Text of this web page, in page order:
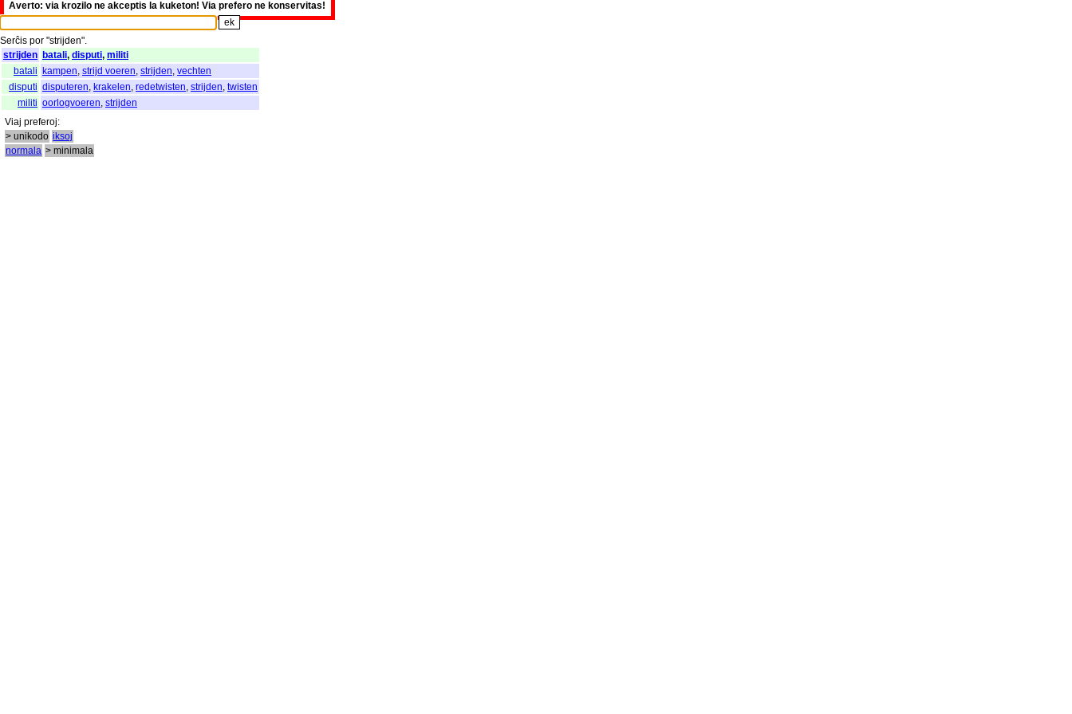
Averto: via krozilo ne akceptis la kuketon! Via prefero ne konservitas!
Serĉis por "strijden".
strijden batali, disputi, militi
batali kampen strijd voeren strijden vechten
disputi disputeren krakelen redetwisten strijden twisten
militi oorlogvoeren strijden
Viaj preferoj:
> unikodo iksoj
normala > minimala